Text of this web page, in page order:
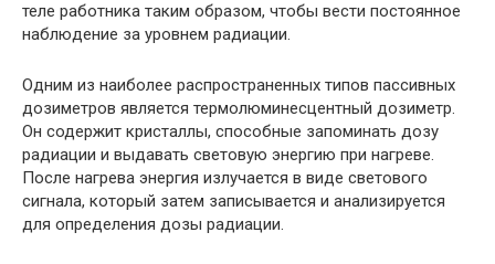
теле работника таким образом, чтобы вести постоянное
наблюдение за уровнем радиации.
Одним из наиболее распространенных типов пассивных
дозиметров является термолюминесцентный дозиметр.
Он содержит кристаллы, способные запоминать дозу
радиации и выдавать световую энергию при нагреве.
После нагрева энергия излучается в виде светового
сигнала, который затем записывается и анализируется
для определения дозы радиации.